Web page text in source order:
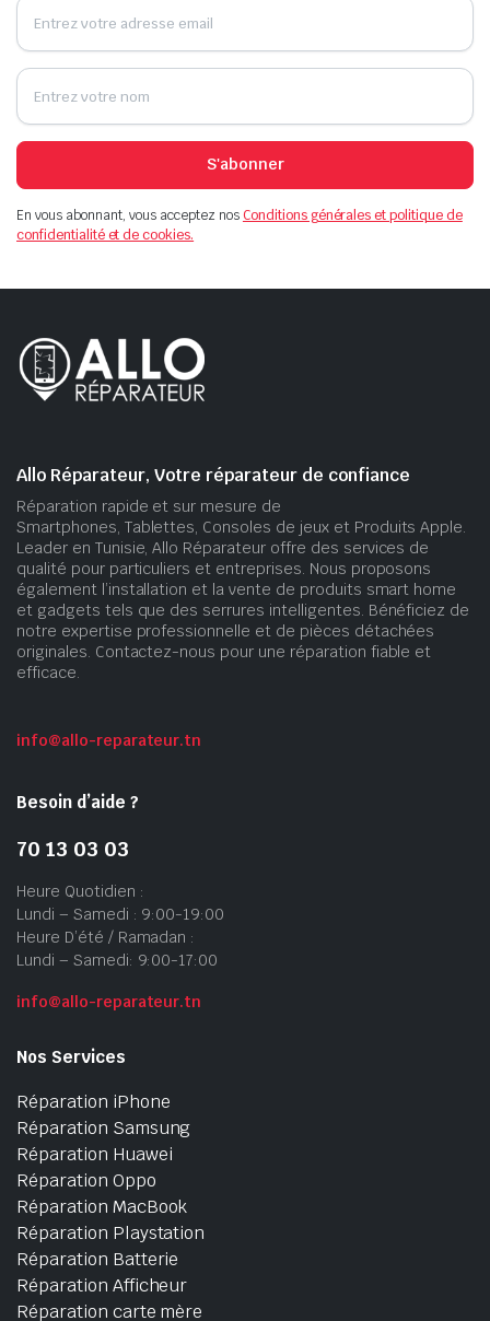
S'abonner
En vous abonnant, vous acceptez nosConditions générales et politique de
confidentialité et de cookies.
Allo Réparateur, Votre réparateur de confiance
Réparation rapide et sur mesure de
Smartphones, Tablettes, Consoles de jeux et Produits Apple.
Leader en Tunisie, Allo Réparateur offre des services de
qualité pour particuliers et entreprises. Nous proposons
également l’installation et la vente de produits smart home
et gadgets tels que des serrures intelligentes. Bénéficiez de
notre expertise professionnelle et de pièces détachées
originales. Contactez-nous pour une réparation fiable et
efficace.
info@allo-reparateur.tn
Besoin d’aide ?
70 13 03 03
Heure Quotidien :
Lundi – Samedi : 9:00-19:00
Heure D’été / Ramadan :
Lundi – Samedi: 9:00-17:00
info@allo-reparateur.tn
Nos Services
Réparation iPhone
Réparation Samsung
Réparation Huawei
Réparation Oppo
Réparation MacBook
Réparation Playstation
Réparation Batterie
Réparation Afficheur
Réparation carte mère